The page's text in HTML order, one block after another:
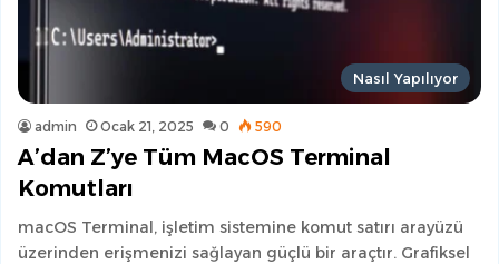
Nasıl Yapılıyor
admin Ocak 21, 2025 0 590
A’dan Z’ye Tüm MacOS Terminal
Komutları
macOS Terminal, işletim sistemine komut satırı arayüzü
üzerinden erişmenizi sağlayan güçlü bir araçtır. Grafiksel